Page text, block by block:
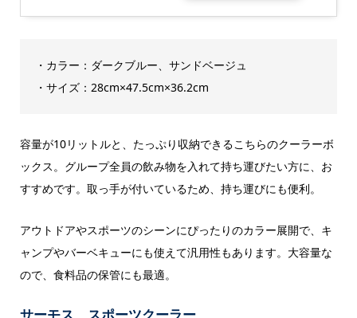
・カラー：ダークブルー、サンドベージュ
・サイズ：28cm×47.5cm×36.2cm
容量が10リットルと、たっぷり収納できるこちらのクーラーボ
ックス。グループ全員の飲み物を入れて持ち運びたい方に、お
すすめです。取っ手が付いているため、持ち運びにも便利。
アウトドアやスポーツのシーンにぴったりのカラー展開で、キ
ャンプやバーベキューにも使えて汎用性もあります。大容量な
ので、食料品の保管にも最適。